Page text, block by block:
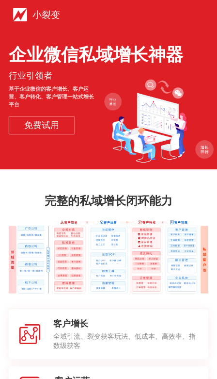
小裂变
企业微信私域增长神器
行业引领者
基于企业微信的客户增长、客户运
营、客户转化、客户管理一站式增长
平台
免费试用
完整的私域增长闭环能力
客户增长
全域引流、裂变获客玩法、低成本、高效率、指
数级获客